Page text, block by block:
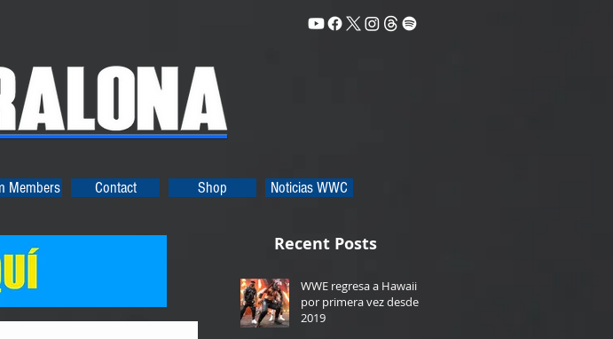
Members Contact Shop Noticias WWC
Recent Posts
WWE regresa a Hawaii
por primera vez desde
2019